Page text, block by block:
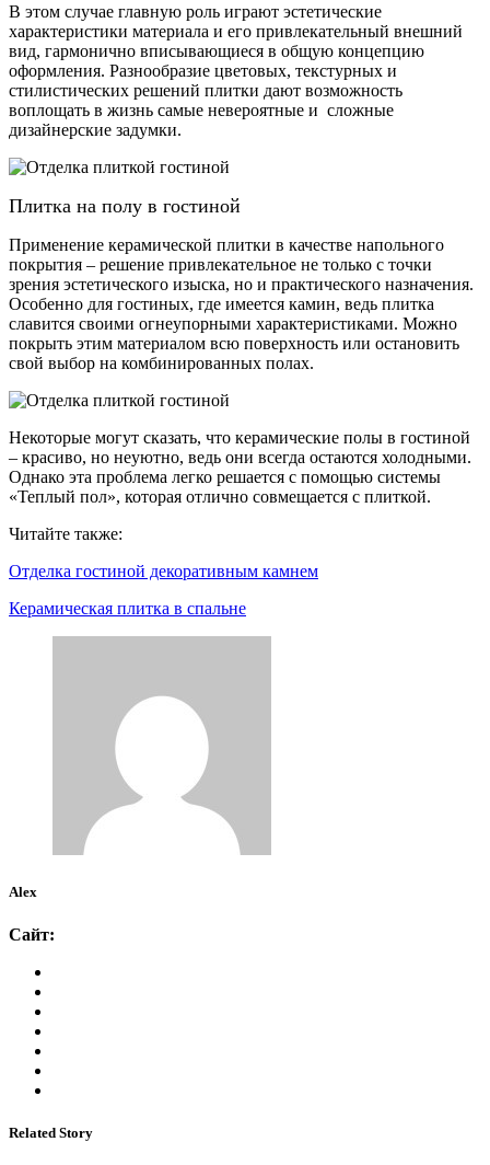
В этом случае главную роль играют эстетические
характеристики материала и его привлекательный внешний
вид, гармонично вписывающиеся в общую концепцию
оформления. Разнообразие цветовых, текстурных и
стилистических решений плитки дают возможность
воплощать в жизнь самые невероятные и сложные
дизайнерские задумки.
Плитка на полу в гостиной
Применение керамической плитки в качестве напольного
покрытия – решение привлекательное не только с точки
зрения эстетического изыска, но и практического назначения.
Особенно для гостиных, где имеется камин, ведь плитка
славится своими огнеупорными характеристиками. Можно
покрыть этим материалом всю поверхность или остановить
свой выбор на комбинированных полах.
Некоторые могут сказать, что керамические полы в гостиной
– красиво, но неуютно, ведь они всегда остаются холодными.
Однако эта проблема легко решается с помощью системы
«Теплый пол», которая отлично совмещается с плиткой.
Читайте также:
Отделка гостиной декоративным камнем
Керамическая плитка в спальне
Alex
Сайт:
Related Story